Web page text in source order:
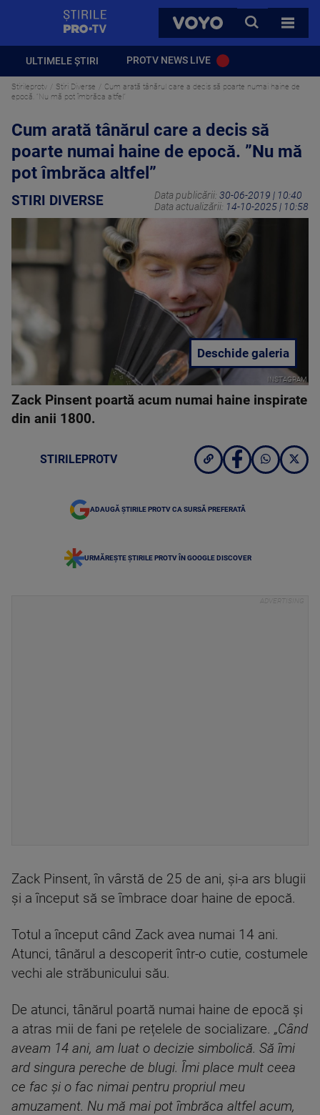
VOYO
CAUTA
TOATE
ULTIMELE ȘTIRI PROTV NEWS LIVE
Stirileprotv Stiri Diverse
Cum arată tânărul care a decis să poarte numai haine de
epocă. ”Nu mă pot îmbrăca altfel”
Cum arată tânărul care a decis să
poarte numai haine de epocă. ”Nu mă
pot îmbrăca altfel”
STIRI DIVERSE Data publicării: 30-06-2019 | 10:40
Data actualizării: 14-10-2025 | 10:58
INSTAGRAM
Deschide galeria
Zack Pinsent poartă acum numai haine inspirate
din anii 1800.
STIRILEPROTV
ADAUGĂ ȘTIRILE PROTV CA SURSĂ PREFERATĂ
URMĂREȘTE ȘTIRILE PROTV ÎN GOOGLE DISCOVER
Zack Pinsent, în vârstă de 25 de ani, și-a ars blugii
și a început să se îmbrace doar haine de epocă.
Totul a început când Zack avea numai 14 ani.
Atunci, tânărul a descoperit într-o cutie, costumele
vechi ale străbunicului său.
De atunci, tânărul poartă numai haine de epocă și
a atras mii de fani pe rețelele de socializare. „Când
aveam 14 ani, am luat o decizie simbolică. Să îmi
ard singura pereche de blugi. Îmi place mult ceea
ce fac și o fac nimai pentru propriul meu
amuzament. Nu mă mai pot îmbrăca altfel acum,